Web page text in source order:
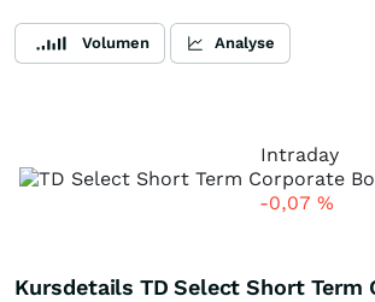
Volumen Analyse
Intraday
-0,07 %
Kursdetails TD Select Short Term